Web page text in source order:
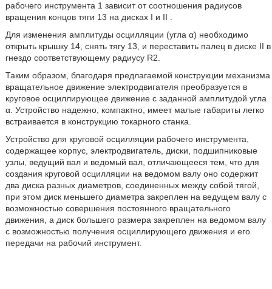
рабочего инструмента 1 зависит от соотношения радиусов
вращения концов тяги 13 на дисках I и II .
Для изменения амплитуды осцилляции (угла α) необходимо
открыть крышку 14, снять тягу 13, и переставить палец в диске II в
гнездо соответствующему радиусу R2.
Таким образом, благодаря предлагаемой конструкции механизма
вращательное движение электродвигателя преобразуется в
круговое осциллирующее движение с заданной амплитудой угла
α. Устройство надежно, компактно, имеет малые габариты легко
встраивается в конструкцию токарного станка.
Устройство для круговой осцилляции рабочего инструмента,
содержащее корпус, электродвигатель, диски, подшипниковые
узлы, ведущий вал и ведомый вал, отличающееся тем, что для
создания круговой осцилляции на ведомом валу оно содержит
два диска разных диаметров, соединенных между собой тягой,
при этом диск меньшего диаметра закреплен на ведущем валу с
возможностью совершения постоянного вращательного
движения, а диск большего размера закреплен на ведомом валу
с возможностью получения осциллирующего движения и его
передачи на рабочий инструмент.